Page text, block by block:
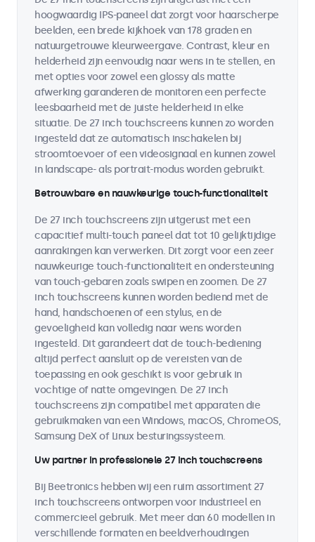
hoogwaardig IPS-paneel dat zorgt voor haarscherpe
beelden, een brede kijkhoek van 178 graden en
natuurgetrouwe kleurweergave. Contrast, kleur en
helderheid zijn eenvoudig naar wens in te stellen, en
met opties voor zowel een glossy als matte
afwerking garanderen de monitoren een perfecte
leesbaarheid met de juiste helderheid in elke
situatie. De 27 inch touchscreens kunnen zo worden
ingesteld dat ze automatisch inschakelen bij
stroomtoevoer of een videosignaal en kunnen zowel
in landscape- als portrait-modus worden gebruikt.
Betrouwbare en nauwkeurige touch-functionaliteit
De 27 inch touchscreens zijn uitgerust met een
capacitief multi-touch paneel dat tot 10 gelijktijdige
aanrakingen kan verwerken. Dit zorgt voor een zeer
nauwkeurige touch-functionaliteit en ondersteuning
van touch-gebaren zoals swipen en zoomen. De 27
inch touchscreens kunnen worden bediend met de
hand, handschoenen of een stylus, en de
gevoeligheid kan volledig naar wens worden
ingesteld. Dit garandeert dat de touch-bediening
altijd perfect aansluit op de vereisten van de
toepassing en ook geschikt is voor gebruik in
vochtige of natte omgevingen. De 27 inch
touchscreens zijn compatibel met apparaten die
gebruikmaken van een Windows, macOS, ChromeOS,
Samsung DeX of Linux besturingssysteem.
Uw partner in professionele 27 inch touchscreens
Bij Beetronics hebben wij een ruim assortiment 27
inch touchscreens ontworpen voor industrieel en
commercieel gebruik. Met meer dan 60 modellen in
verschillende formaten en beeldverhoudingen